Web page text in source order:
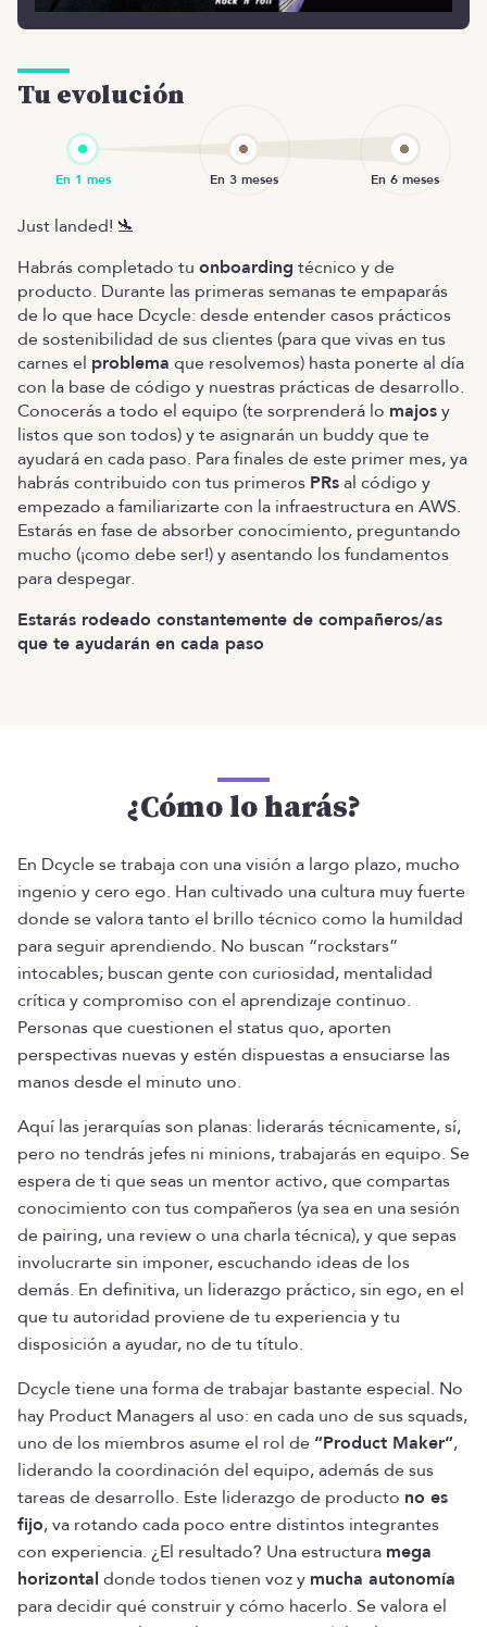
Tu evolución
Just landed! 🛬
Habrás completado tu onboarding técnico y de
producto. Durante las primeras semanas te empaparás
de lo que hace Dcycle: desde entender casos prácticos
de sostenibilidad de sus clientes (para que vivas en tus
carnes el problema que resolvemos) hasta ponerte al día
con la base de código y nuestras prácticas de desarrollo.
Conocerás a todo el equipo (te sorprenderá lo majosy
listos que son todos) y te asignarán un buddy que te
ayudará en cada paso. Para finales de este primer mes, ya
habrás contribuido con tus primeros PRsal código y
empezado a familiarizarte con la infraestructura en AWS.
Estarás en fase de absorber conocimiento, preguntando
mucho (¡como debe ser!) y asentando los fundamentos
para despegar.
Estarás rodeado constantemente de compañeros/as
que te ayudarán en cada paso
¿Cómo lo harás?
En Dcycle se trabaja con una visión a largo plazo, mucho
ingenio y cero ego. Han cultivado una cultura muy fuerte
donde se valora tanto el brillo técnico como la humildad
para seguir aprendiendo. No buscan “rockstars”
intocables; buscan gente con curiosidad, mentalidad
crítica y compromiso con el aprendizaje continuo.
Personas que cuestionen el status quo, aporten
perspectivas nuevas y estén dispuestas a ensuciarse las
manos desde el minuto uno.
Aquí las jerarquías son planas: liderarás técnicamente, sí,
pero no tendrás jefes ni minions, trabajarás en equipo. Se
espera de ti que seas un mentor activo, que compartas
conocimiento con tus compañeros (ya sea en una sesión
de pairing, una review o una charla técnica), y que sepas
involucrarte sin imponer, escuchando ideas de los
demás. En definitiva, un liderazgo práctico, sin ego, en el
que tu autoridad proviene de tu experiencia y tu
disposición a ayudar, no de tu título.
Dcycle tiene una forma de trabajar bastante especial. No
hay Product Managers al uso: en cada uno de sus squads,
uno de los miembros asume el rol de “Product Maker”,
liderando la coordinación del equipo, además de sus
tareas de desarrollo. Este liderazgo de producto no es
fijo, va rotando cada poco entre distintos integrantes
con experiencia. ¿El resultado? Una estructura mega
horizontal donde todos tienen voz y mucha autonomía
para decidir qué construir y cómo hacerlo. Se valora el